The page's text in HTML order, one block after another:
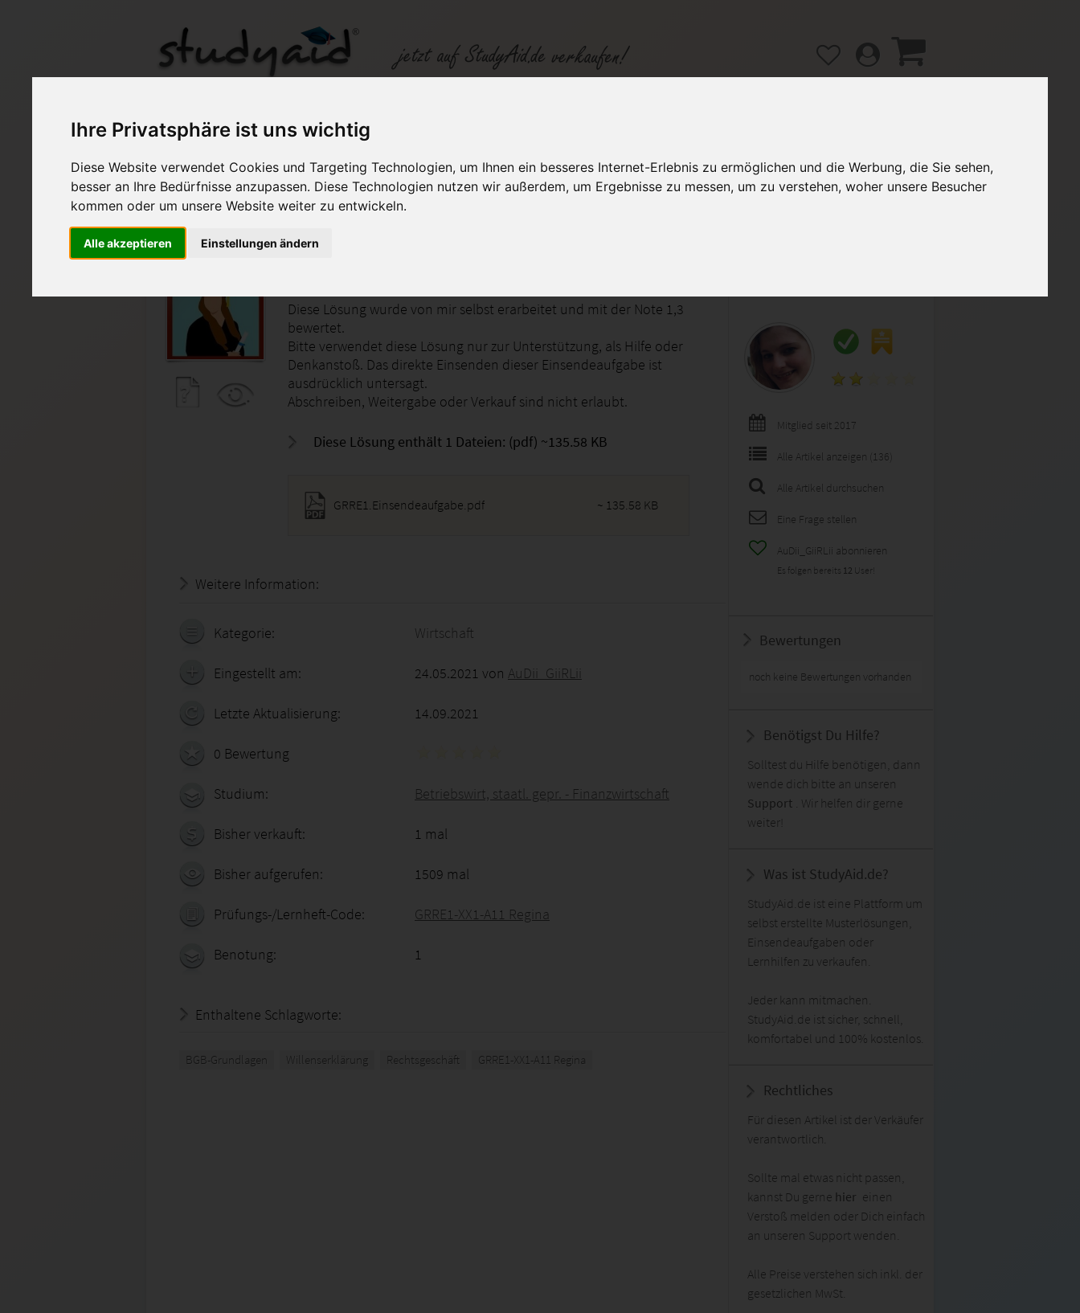
Ihre Privatsphäre ist uns wichtig
Diese Website verwendet Cookies und Targeting Technologien, um Ihnen ein besseres Internet-Erlebnis zu ermöglichen und die Werbung, die Sie sehen,
besser an Ihre Bedürfnisse anzupassen. Diese Technologien nutzen wir außerdem, um Ergebnisse zu messen, um zu verstehen, woher unsere Besucher
kommen oder um unsere Website weiter zu entwickeln.
Alle akzeptieren Einstellungen ändern
GRRE1: BGB-Grundlagen
Auf StudyAid.de verkaufen Kategorien Studiengänge / Lehrgänge Hilfe / FAQ
Diese Lösung wurde von mir selbst erarbeitet und mit der Note 1,3
bewertet.
Bitte verwendet diese Lösung nur zur Unterstützung, als Hilfe oder
Denkanstoß. Das direkte Einsenden dieser Einsendeaufgabe ist
ausdrücklich untersagt.
Abschreiben, Weitergabe oder Verkauf sind nicht erlaubt.
Diese Lösung enthält 1 Dateien: (pdf) ~135.58 KB
GRRE1.Einsendeaufgabe.pdf ~ 135.58 KB
Weitere Information:
Kategorie: Wirtschaft
Eingestellt am: 24.05.2021 von AuDii_GiiRLii
Letzte Aktualisierung: 14.09.2021
0 Bewertung
Studium: Betriebswirt, staatl. gepr. - Finanzwirtschaft
Bisher verkauft: 1 mal
Bisher aufgerufen: 1509 mal
Prüfungs-/Lernheft-Code: GRRE1-XX1-A11 Regina
Benotung: 1
Enthaltene Schlagworte:
BGB-Grundlagen Willenserklärung Rechtsgeschäft GRRE1-XX1-A11 Regina
Mitglied seit 2017
Alle Artikel anzeigen (136)
Alle Artikel durchsuchen
Eine Frage stellen
AuDii_GiiRLii abonnieren
Es folgen bereits 12 User!
Bewertungen
noch keine Bewertungen vorhanden
Benötigst Du Hilfe?
Solltest du Hilfe benötigen, dann
wende dich bitte an unseren
Support . Wir helfen dir gerne
weiter!
Was ist StudyAid.de?
StudyAid.de ist eine Plattform um
selbst erstellte Musterlösungen,
Einsendeaufgaben oder
Lernhilfen zu verkaufen.
Jeder kann mitmachen.
StudyAid.de ist sicher, schnell,
komfortabel und 100% kostenlos.
Rechtliches
Für diesen Artikel ist der Verkäufer
verantwortlich.
Sollte mal etwas nicht passen,
kannst Du gerne hier einen
Verstoß melden oder Dich einfach
an unseren Support wenden.
Alle Preise verstehen sich inkl. der
gesetzlichen MwSt.